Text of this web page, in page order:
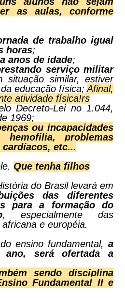
as aulas, conforme
de trabalho igual
horas;
anos de idade;
serviço militar
situação similar, estiver
educação física;Afinal,
atividade física!rs
Decreto-Lei no 1.044,
1969;
ou incapacidades
problemas
etc...
Que tenha filhos
do Brasil levará em
das diferentes
para a formação do
, especialmente das
e européia.
ensino fundamental,a
será ofertada a
sendo disciplina
Fundamental II e